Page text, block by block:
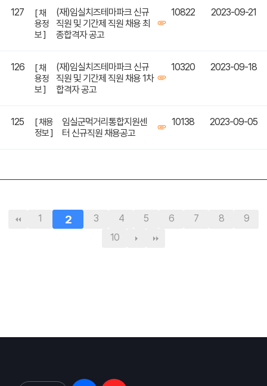
127
[ 채
용정
보 ]
(재)임실치즈테마파크 신규
직원 및 기간제 직원 채용 최
종합격자 공고
10822 2023-09-21
126
[ 채
용정
보 ]
(재)임실치즈테마파크 신규
직원 및 기간제 직원 채용 1차
합격자 공고
10320 2023-09-18
125
[ 채용
정보 ]
임실군먹거리통합지원센
터 신규직원 채용공고
10138 2023-09-05
1 2 3 4 5 6 7 8
9
10